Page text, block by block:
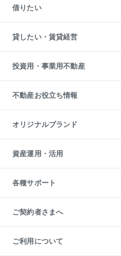
中古一戸建ての購入
不動産購入の流れ
注目キーワード物件特集
購入ガイド
English 繁体中文簡体中文
一戸建ての売却・査定
土地の売却・査定
スピードAI査定
不動産査定について
不動産売却の流れ
不動産買換えの流れ
売却ガイド
借りたい
オフィス・店舗の賃貸
借りるときの流れ
借りるガイド
貸したい・賃貸経営
マンション賃料データ
賃貸管理プラン
リロケーションについて
貸すガイド
投資用・事業用不動産
事業用不動産
マンション投資
投資用マンション
アパート経営
収益物件
ビル購入（ビル一棟）
投資用不動産の売却査定
事業用不動産の売却査定
不動産お役立ち情報
マンションライブラリー
人気マンションランキング
暮らしに役立つ不動産メディア
不動産相場・不動産価格情報
不動産コラム・ニュース
不動産用語集
不動産なんでもネット相談室
住まいの税金
オリジナルブランド
一棟リノベーションマンション
L`GENTE（ルジェンテ）
区分リノベーションマンション
投資用一棟レジデンスWELL
不動産小口投資
LEGACIA（レガシア）
資産運用・活用
不動産M&A
アセットマネジメント・出資
各種サポート
相続サポート
リフォームサポート
ご契約者さまへ
ご紹介・再契約特典
入居者様専用-各種ご案内（賃貸）
ご利用について